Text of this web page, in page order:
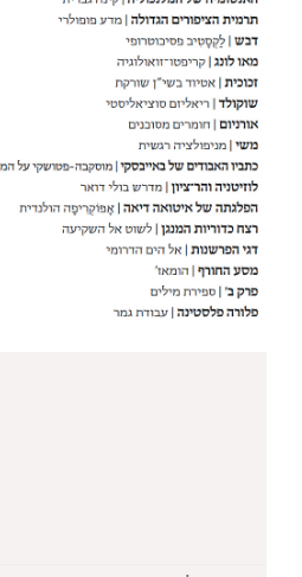
וסיפור."
השאלון
שגיא גרין,
"סוד
בפער
רחב